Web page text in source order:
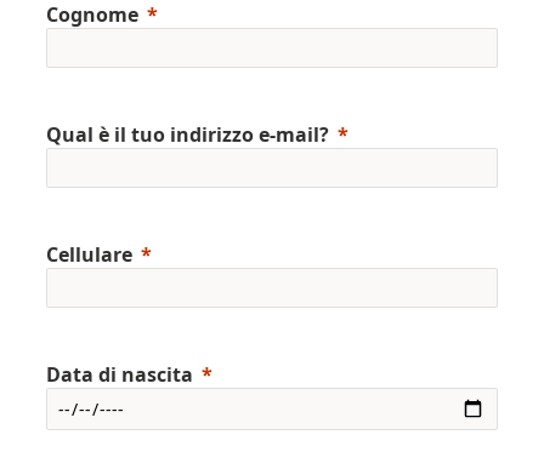
Cognome
Qual è il tuo indirizzo e-mail?
Cellulare
Data di nascita